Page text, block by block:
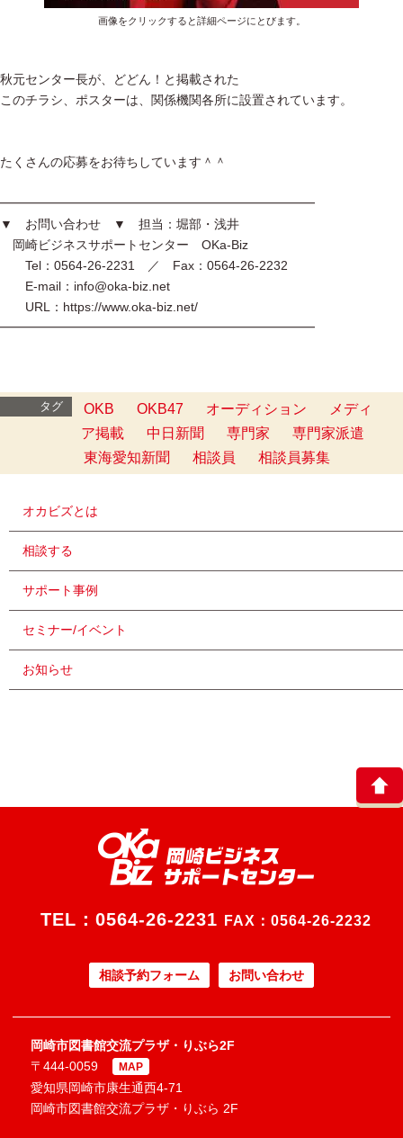
画像をクリックすると詳細ページにとびます。
秋元センター長が、どどん！と掲載された
このチラシ、ポスターは、関係機関各所に設置されています。
たくさんの応募をお待ちしています＾＾
━━━━━━━━━━━━━━━━━━━━━━━━━
▼ お問い合わせ ▼ 担当：堀部・浅井
岡崎ビジネスサポートセンター OKa-Biz
Tel：0564-26-2231 ／ Fax：0564-26-2232
E-mail：info@oka-biz.net
URL：https://www.oka-biz.net/
━━━━━━━━━━━━━━━━━━━━━━━━━
タグ OKB OKB47 オーディション
メディ
ア掲載
中日新聞 専門家
専門家派遣
東海愛知新聞
相談員 相談員募集
オカビズとは
相談する
サポート事例
セミナー/イベント
お知らせ
TEL： 0564-26-2231 FAX：0564-26-2232
相談予約フォーム お問い合わせ
岡崎市図書館交流プラザ・りぶら2F
〒444-0059
MAP
愛知県岡崎市康生通西4-71
岡崎市図書館交流プラザ・りぶら 2F